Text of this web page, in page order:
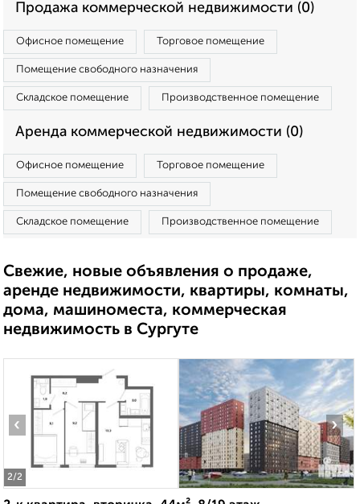
Продажа коммерческой недвижимости (0)
Офисное помещение Торговое помещение
Помещение свободного назначения
Складское помещение Производственное помещение
Аренда коммерческой недвижимости (0)
Офисное помещение Торговое помещение
Помещение свободного назначения
Складское помещение Производственное помещение
Свежие, новые объявления о продаже,
аренде недвижимости, квартиры, комнаты,
дома, машиноместа, коммерческая
недвижимость в Сургуте
2/2
‹ ›